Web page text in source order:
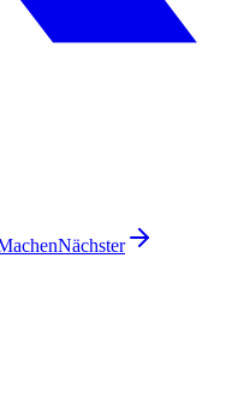
Nächster